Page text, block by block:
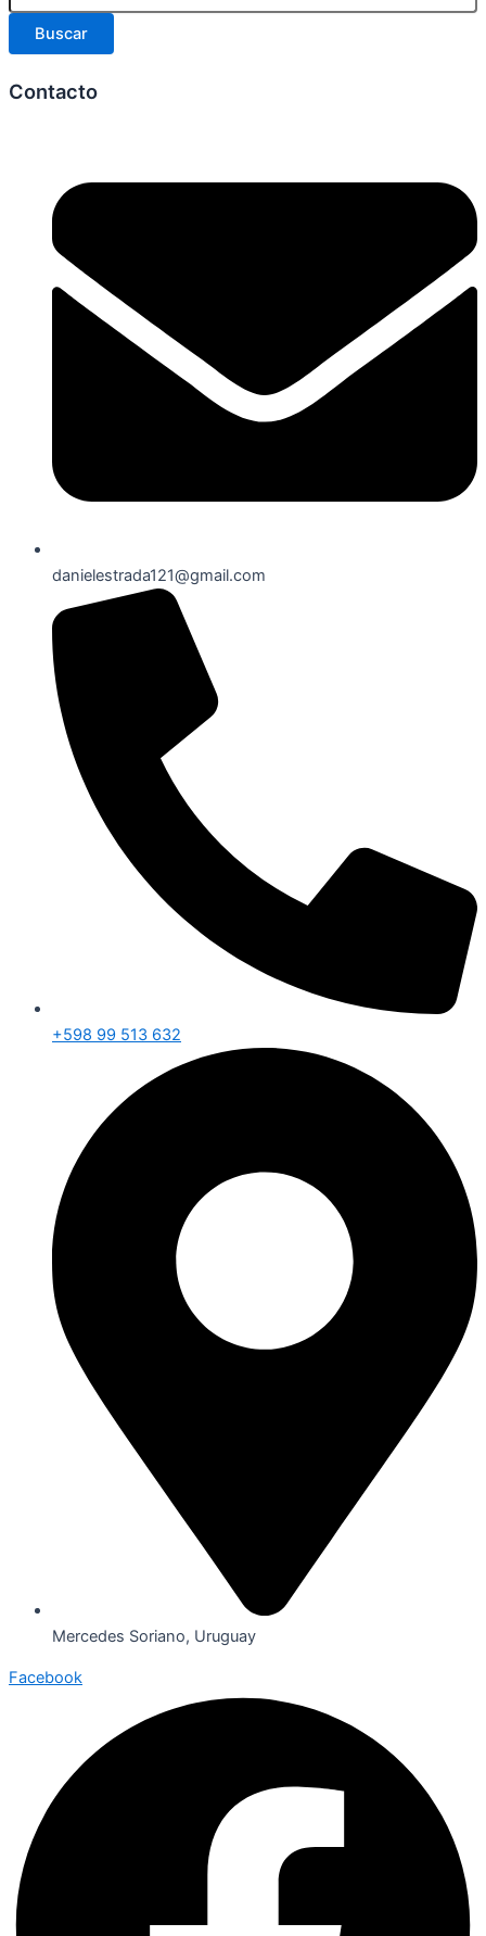
Buscar
Contacto
danielestrada121@gmail.com
+598 99 513 632
Mercedes Soriano, Uruguay
Facebook